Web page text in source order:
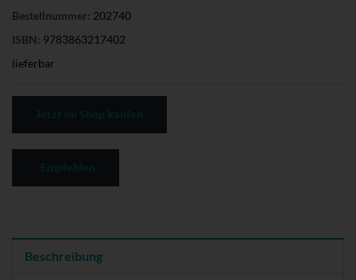
Bestellnummer: 202740
ISBN: 9783863217402
lieferbar
Beschreibung